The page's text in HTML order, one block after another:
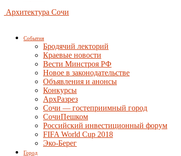
Архитектура Сочи
События
Бродячий лекторий
Краевые новости
Вести Минстроя РФ
Новое в законодательстве
Объявления и анонсы
Конкурсы
АрхРазрез
Сочи — гостеприимный город
СочиПешком
Российский инвестиционный форум
FIFA World Cup 2018
Эко-Берег
Город